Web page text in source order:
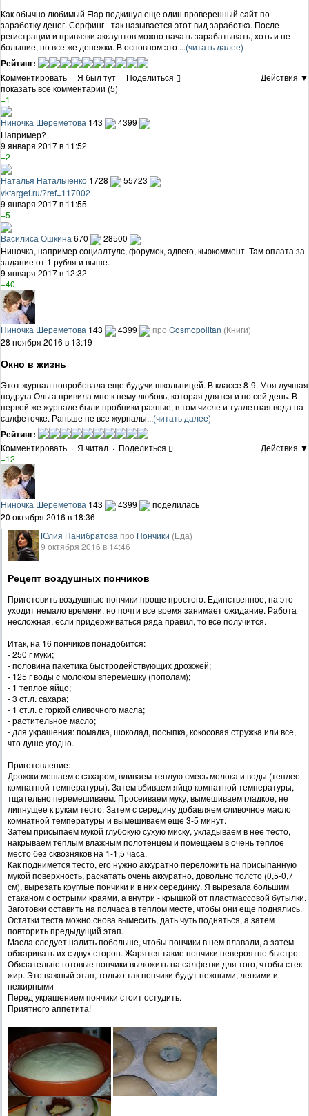
Как обычно любимый Flap подкинул еще один проверенный сайт по
заработку денег. Серфинг - так называется этот вид заработка. После
регистрации и привязки аккаунтов можно начать зарабатывать, хоть и не
большие, но все же денежки. В основном это ...(читать далее)
Рейтинг:
Комментировать · Я был тут · Поделиться
Действия ▼
показать все комментарии (5)
+1
Ниночка Шереметова 143
4399
Например?
9 января 2017 в 11:52
+2
Наталья Натальченко 1728
55723
vktarget.ru/?ref=117002
9 января 2017 в 11:55
+5
Василиса Ошкина 670
28500
Ниночка, например социалтулс, форумок, адвего, кьюкоммент. Там оплата за
задание от 1 рубля и выше.
9 января 2017 в 12:32
+40
Ниночка Шереметова 143 4399 про Cosmopolitan (Книги)
28 ноября 2016 в 13:19
Окно в жизнь
Этот журнал попробовала еще будучи школьницей. В классе 8-9. Моя лучшая
подруга Ольга привила мне к нему любовь, которая длятся и по сей день. В
первой же журнале были пробники разные, в том числе и туалетная вода на
салфеточке. Раньше не все журналы...(читать далее)
Рейтинг:
Комментировать · Я читал · Поделиться
Действия ▼
+12
Ниночка Шереметова 143 4399
поделилась
20 октября 2016 в 18:36
Юлия Панибратова про Пончики (Еда)
9 октября 2016 в 14:46
Рецепт воздушных пончиков
Приготовить воздушные пончики проще простого. Единственное, на это
уходит немало времени, но почти все время занимает ожидание. Работа
несложная, если придерживаться ряда правил, то все получится.
Итак, на 16 пончиков понадобится:
- 250 г муки;
- половина пакетика быстродействующих дрожжей;
- 125 г воды с молоком вперемешку (пополам);
- 1 теплое яйцо;
- 3 ст.л. сахара;
- 1 ст.л. с горкой сливочного масла;
- растительное масло;
- для украшения: помадка, шоколад, посыпка, кокосовая стружка или все,
что душе угодно.
Приготовление:
Дрожжи мешаем с сахаром, вливаем теплую смесь молока и воды (теплее
комнатной температуры). Затем вбиваем яйцо комнатной температуры,
тщательно перемешиваем. Просеиваем муку, вымешиваем гладкое, не
липнущее к рукам тесто. Затем с середину добавляем сливочное масло
комнатной температуры и вымешиваем еще 3-5 минут.
Затем присыпаем мукой глубокую сухую миску, укладываем в нее тесто,
накрываем теплым влажным полотенцем и помещаем в очень теплое
место без сквозняков на 1-1,5 часа.
Как поднимется тесто, его нужно аккуратно переложить на присыпанную
мукой поверхность, раскатать очень аккуратно, довольно толсто (0,5-0,7
см), вырезать круглые пончики и в них серединку. Я вырезала большим
стаканом с острыми краями, а внутри - крышкой от пластмассовой бутылки.
Заготовки оставить на полчаса в теплом месте, чтобы они еще поднялись.
Остатки теста можно снова вымесить, дать чуть подняться, а затем
повторить предыдущий этап.
Масла следует налить побольше, чтобы пончики в нем плавали, а затем
обжаривать их с двух сторон. Жарятся такие пончики невероятно быстро.
Обязательно готовые пончики выложить на салфетки для того, чтобы стек
жир. Это важный этап, только так пончики будут нежными, легкими и
нежирными
Перед украшением пончики стоит остудить.
Приятного аппетита!